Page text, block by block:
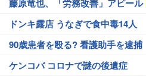
藤原竜也、「労務改善」アピール
ドンキ露店 うなぎで食中毒14人
90歳患者を殴る? 看護助手を逮捕
ケンコバ コロナで謎の後遺症